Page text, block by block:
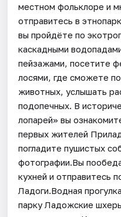
местном фольклоре и
отправитесь в
вы пройдёте по
каскадными
пейзажами, посетите
лосями, где сможете
животных, услышать
подопечных. В
лопарей» вы
первых жителей
погладите пушистых
фотографии.Вы
кухней и отправитесь
Ладоги.Водная
парку Ладожские